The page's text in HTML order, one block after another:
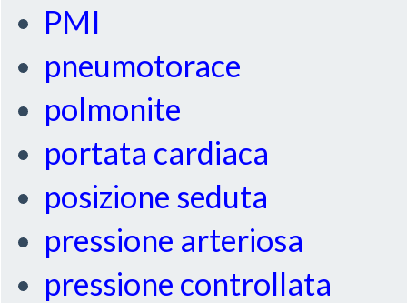
PMI
pneumotorace
polmonite
portata cardiaca
posizione seduta
pressione arteriosa
pressione controllata